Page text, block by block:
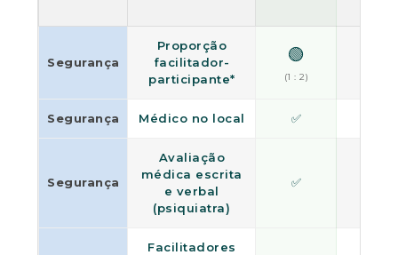
Segurança
Proporção
facilitador-
participante*
🟢
(1 : 2)
Segurança Médico no local ✅
Segurança
Avaliação
médica escrita
e verbal
(psiquiatra)
✅
Facilitadores